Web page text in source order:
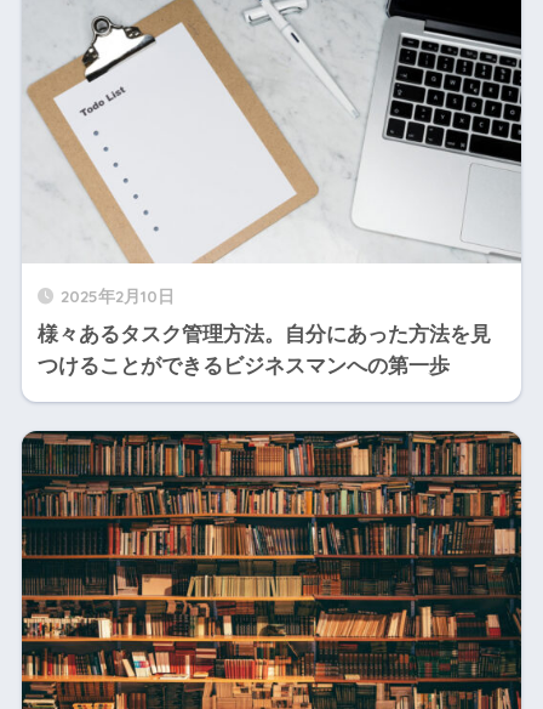
2025年2月10日
様々あるタスク管理方法。自分にあった方法を見
つけることができるビジネスマンへの第一歩